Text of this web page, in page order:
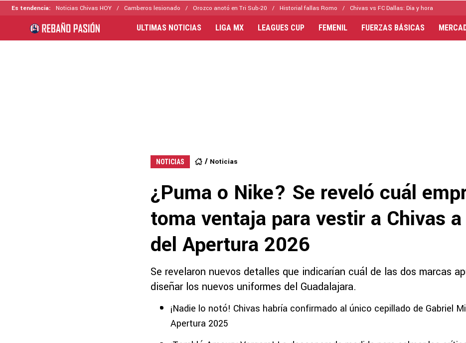
Es tendencia: Noticias Chivas HOY Camberos lesionado Orozco anotó en Tri Sub-20 Historial fallas Romo Chivas vs FC Dallas: Día y hora
ULTIMAS NOTICIAS LIGA MX LEAGUES CUP FEMENIL FUERZAS BÁSICAS
NOTICIAS Noticias
¿Puma o Nike? Se reveló cuál
toma ventaja para vestir a Chivas
del Apertura 2026
Se revelaron nuevos detalles que indicarían cuál de las dos marcas
diseñar los nuevos uniformes del Guadalajara.
¡Nadie lo notó! Chivas habría confirmado al único cepillado de Gabriel
Apertura 2025